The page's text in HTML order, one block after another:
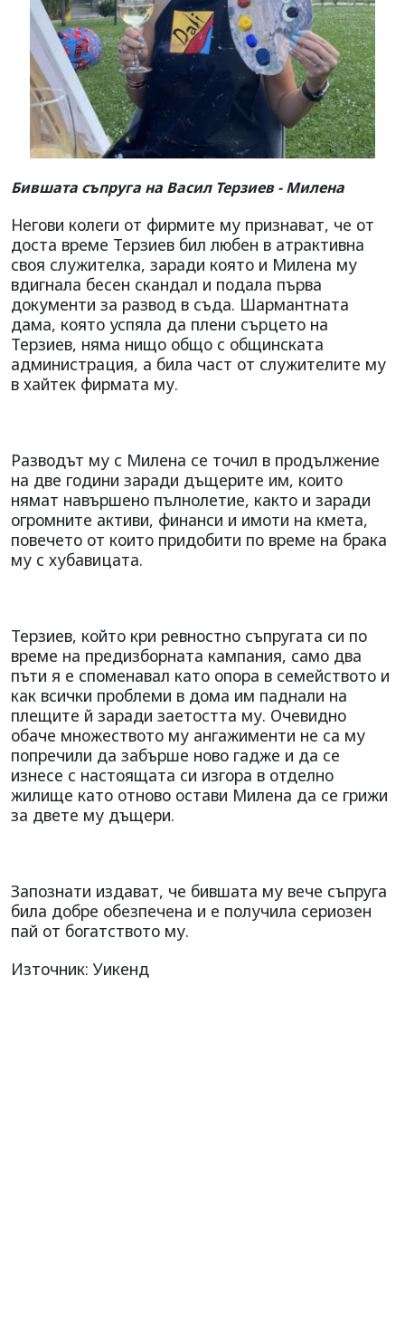
Бившата съпруга на Васил Терзиев - Милена
Негови колеги от фирмите му признават, че от
доста време Терзиев бил любен в атрактивна
своя служителка, заради която и Милена му
вдигнала бесен скандал и подала първа
документи за развод в съда. Шармантната
дама, която успяла да плени сърцето на
Терзиев, няма нищо общо с общинската
администрация, а била част от служителите му
в хайтек фирмата му.
Разводът му с Милена се точил в продължение
на две години заради дъщерите им, които
нямат навършено пълнолетие, както и заради
огромните активи, финанси и имоти на кмета,
повечето от които придобити по време на брака
му с хубавицата.
Терзиев, който кри ревностно съпругата си по
време на предизборната кампания, само два
пъти я е споменавал като опора в семейството и
как всички проблеми в дома им паднали на
плещите й заради заетостта му. Очевидно
обаче множеството му ангажименти не са му
попречили да забърше ново гадже и да се
изнесе с настоящата си изгора в отделно
жилище като отново остави Милена да се грижи
за двете му дъщери.
Запознати издават, че бившата му вече съпруга
била добре обезпечена и е получила сериозен
пай от богатството му.
Източник: Уикенд